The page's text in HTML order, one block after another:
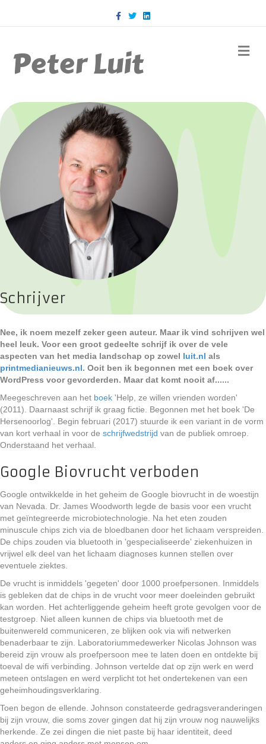
Facebook
TwitterLinkedin
Peter Luit
Schrijver
Nee, ik noem mezelf zeker geen auteur. Maar ik vind schrijven wel
heel leuk. Voor een groot gedeelte schrijf ik over de vele
aspecten van het media landschap op zowel luit.nl als
printmedianieuws.nl. Ooit ben ik begonnen met een boek over
WordPress voor gevorderden. Maar dat komt nooit af......
Meegeschreven aan het boek 'Help, ze willen vrienden worden'
(2011). Daarnaast schrijf ik graag fictie. Begonnen met het boek 'De
Hersenoorlog'. Begin februari (2017) stuurde ik een variant in de vorm
van kort verhaal in voor de schrijfwedstrijd van de publiek omroep.
Onderstaand het verhaal.
Google Biovrucht verboden
Google ontwikkelde in het geheim de Google biovrucht in de woestijn
van Nevada. Dr. James Woodworth legde de basis voor een vrucht
met geïntegreerde microbiotechnologie. Na het eten zouden
minuscule chips zich via de bloedbanen door het lichaam verspreiden.
De chips zouden via bluetooth in 'gespecialiseerde' ziekenhuizen in
vrijwel elk deel van het lichaam diagnoses kunnen stellen over
eventuele ziektes.
De vrucht is inmiddels 'gegeten' door 1000 proefpersonen. Inmiddels
is gebleken dat de chips in de vrucht voor meer doeleinden gebruikt
kan worden. Het achterliggende geheim heeft grote gevolgen voor de
testgroep. Niet alleen kunnen de chips via bluetooth met de
buitenwereld communiceren, ze blijken ook via wifi netwerken
benaderbaar te zijn. Laboratoriummedewerker Nicolas Johnson was
bereid zijn vrouw als proefpersoon mee te laten doen en ontdekte bij
toeval de wifi verbinding. Johnson vertelde dat op zijn werk en werd
meteen ontslagen en werd verplicht tot het ondertekenen van een
geheimhoudingsverklaring.
Toen begon de ellende. Johnson constateerde gedragsveranderingen
bij zijn vrouw, die soms zover gingen dat hij zijn vrouw nog nauwelijks
herkende. Ze zei dingen die niet paste bij haar identiteit, deed